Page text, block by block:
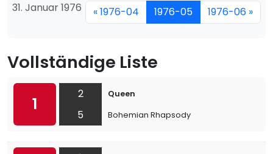
31. Januar 1976 « 1976-04 1976-05 1976-06 »
Vollständige Liste
1
2
5
Queen
Bohemian Rhapsody